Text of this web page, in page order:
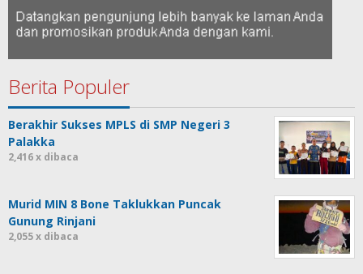
Berita Populer
Berakhir Sukses MPLS di SMP Negeri 3
Palakka
2,416 x dibaca
Murid MIN 8 Bone Taklukkan Puncak
Gunung Rinjani
2,055 x dibaca